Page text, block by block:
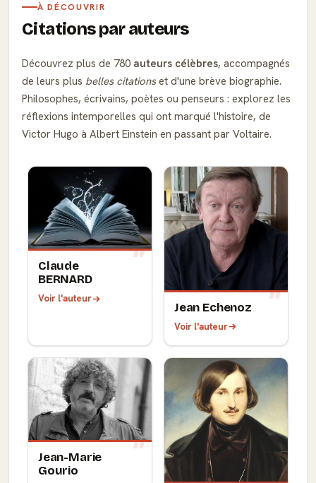
À DÉCOUVRIR
Citations par auteurs
Découvrez plus de 780 auteurs célèbres, accompagnés
de leurs plus belles citationset d'une brève biographie.
Philosophes, écrivains, poètes ou penseurs : explorez les
réflexions intemporelles qui ont marqué l'histoire, de
Victor Hugo à Albert Einstein en passant par Voltaire.
Claude
BERNARD
Voir l'auteur
Jean Echenoz
Voir l'auteur
Jean-Marie
Gourio